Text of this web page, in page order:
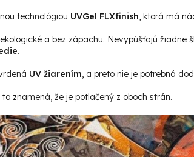
technológiou UVGel FLXfinish, ktorá má
a bez zápachu. Nevypúšťajú žiadne
.
UV žiarením, a preto nie je potrebná
to znamená, že je potlačený z oboch strán.